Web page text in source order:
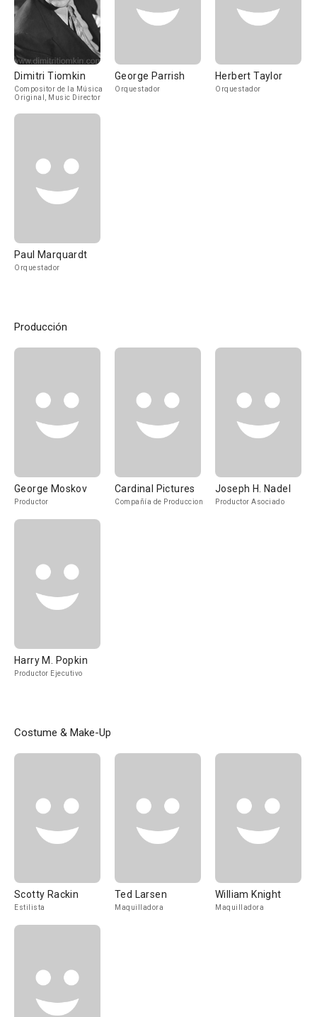
Dimitri Tiomkin
Compositor de la Música
Original, Music Director
George Parrish
Orquestador
Herbert Taylor
Orquestador
Paul Marquardt
Orquestador
Producción
George Moskov
Productor
Cardinal Pictures
Compañía de Produccion
Joseph H. Nadel
Productor Asociado
Harry M. Popkin
Productor Ejecutivo
Costume & Make-Up
Scotty Rackin
Estilista
Ted Larsen
Maquilladora
William Knight
Maquilladora